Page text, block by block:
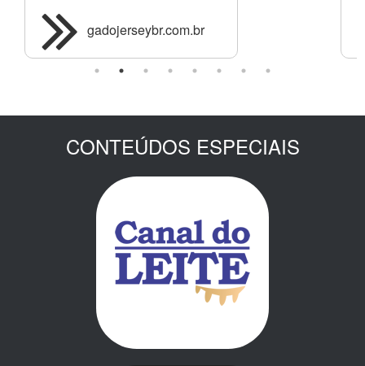
gadojerseybr.com.br
CONTEÚDOS ESPECIAIS